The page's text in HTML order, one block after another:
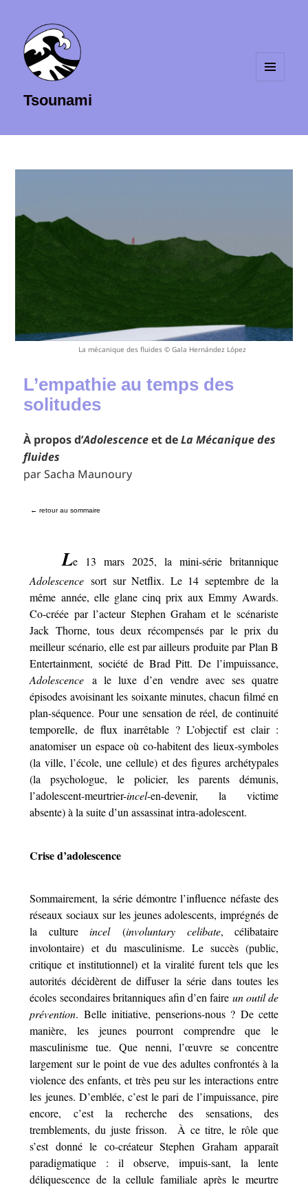
Tsounami
La mécanique des fluides © Gala Hernández López
L’empathie au temps des
solitudes
À propos d’Adolescenceet deLa Mécanique des
fluides
par Sacha Maunoury
← retour au sommaire